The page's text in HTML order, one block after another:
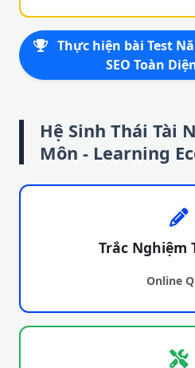
Thực hiện bài Test
SEO Toàn
Hệ Sinh Thái Tài
Môn - Learning
Trắc Nghiệm
Online